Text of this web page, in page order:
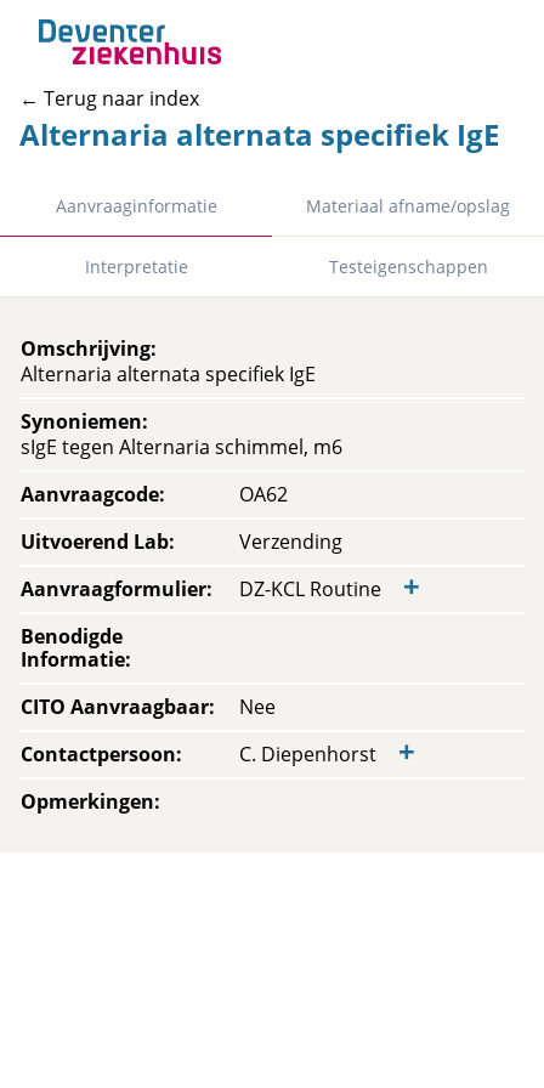
← Terug naar index
Alternaria alternata specifiek IgE
Aanvraaginformatie Materiaal afname/opslag
Interpretatie Testeigenschappen
Omschrijving:
Alternaria alternata specifiek IgE
Synoniemen:
sIgE tegen Alternaria schimmel, m6
Aanvraagcode:
OA62
Uitvoerend Lab:
Verzending
Aanvraagformulier: DZ-KCL Routine +
Benodigde
Informatie:
CITO Aanvraagbaar:
Nee
Contactpersoon: C. Diepenhorst +
Opmerkingen: